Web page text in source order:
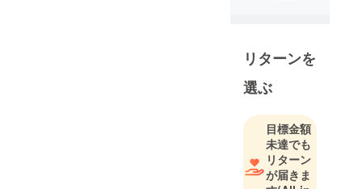
リターンを
選ぶ
目標金額
未達でも
リターン
が届きま